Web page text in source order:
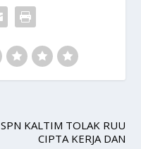
SPN KALTIM TOLAK RUU
CIPTA KERJA DAN